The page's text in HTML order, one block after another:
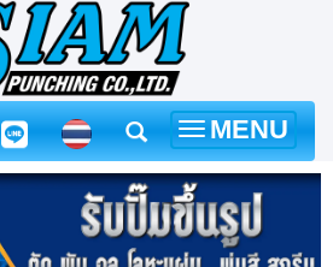
Toggle
navigation
MENU